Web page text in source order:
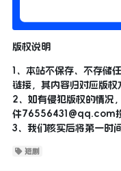
版权说明
1、本站不保存、不存储
链接，其内容归对应版权
2、如有侵犯版权的情况
件76556431@qq.com
3、我们核实后将第一时
短剧